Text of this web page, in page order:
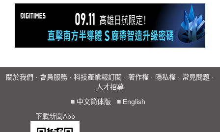
關於我們 · 會員服務 · 科技產業報訂閱 · 著作權 · 隱私權 · 常見問題 ·
人才招募
■ 中文简体版 ■ English
下載新聞App